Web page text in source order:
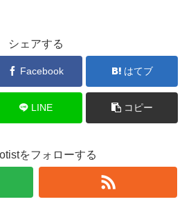
シェアする
Facebook はてブ
LINE コピー
をフォローする